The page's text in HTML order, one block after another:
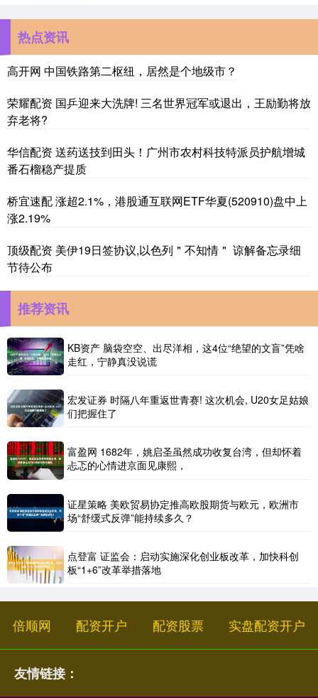
热点资讯
高开网 中国铁路第二枢纽，居然是个地级市？
荣耀配资 国乒迎来大洗牌! 三名世界冠军或退出，王励勤将放
弃老将?
华信配资 送药送技到田头！广州市农村科技特派员护航增城
番石榴稳产提质
桥宜速配 涨超2.1%，港股通互联网ETF华夏(520910)盘中上
涨2.19%
顶级配资 美伊19日签协议,以色列＂不知情＂ 谅解备忘录细
节待公布
推荐资讯
KB资产 脑袋空空、出尽洋相，这4位“绝望的文盲”凭啥
走红，宁静真没说谎
宏发证券 时隔八年重返世青赛! 这次机会, U20女足姑娘
们把握住了
富盈网 1682年，姚启圣虽然成功收复台湾，但却怀着
忐忑的心情进京面见康熙，
证星策略 美欧贸易协定推高欧股期货与欧元，欧洲市
场“舒缓式反弹”能持续多久？
点登富 证监会：启动实施深化创业板改革，加快科创
板“1+6”改革举措落地
倍顺网 配资开户 配资股票 实盘配资开户
友情链接：